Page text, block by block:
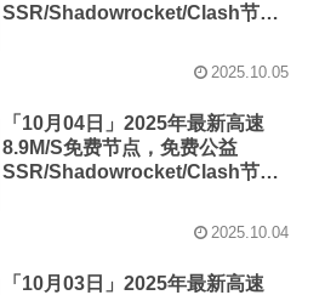
SSR/Shadowrocket/Clash节
2025.10.05
「10月04日」2025年最新高速
8.9M/S免费节点，免费公益
SSR/Shadowrocket/Clash节
2025.10.04
「10月03日」2025年最新高速